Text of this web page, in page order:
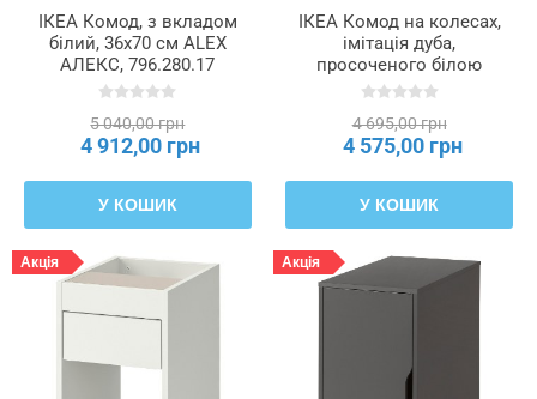
ІКЕА Комод, з вкладом
білий, 36x70 см ALEX
АЛЕКС, 796.280.17
5 040,00 грн
4 912,00 грн
У КОШИК
ІКЕА Комод на колесах,
імітація дуба,
просоченого білою
морилкою, 35x75 см
4 695,00 грн
4 575,00 грн
У КОШИК
Акція Акція